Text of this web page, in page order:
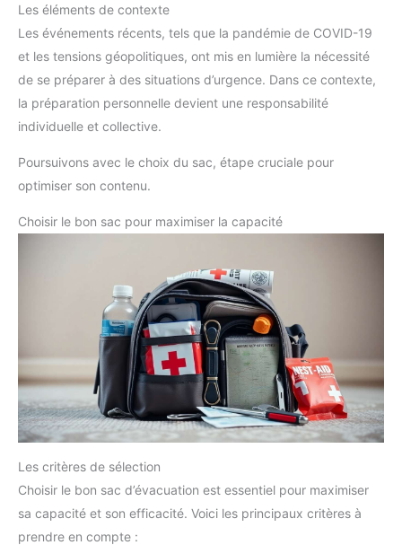
Les éléments de contexte
Les événements récents, tels que la pandémie de COVID-19
et les tensions géopolitiques, ont mis en lumière la nécessité
de se préparer à des situations d’urgence. Dans ce contexte,
la préparation personnelle devient une responsabilité
individuelle et collective.
Poursuivons avec le choix du sac, étape cruciale pour
optimiser son contenu.
Choisir le bon sac pour maximiser la capacité
Les critères de sélection
Choisir le bon sac d’évacuation est essentiel pour maximiser
sa capacité et son efficacité. Voici les principaux critères à
prendre en compte :